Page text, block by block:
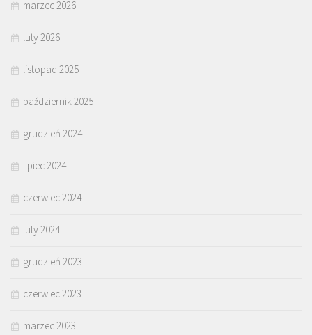
marzec 2026
luty 2026
listopad 2025
październik 2025
grudzień 2024
lipiec 2024
czerwiec 2024
luty 2024
grudzień 2023
czerwiec 2023
marzec 2023